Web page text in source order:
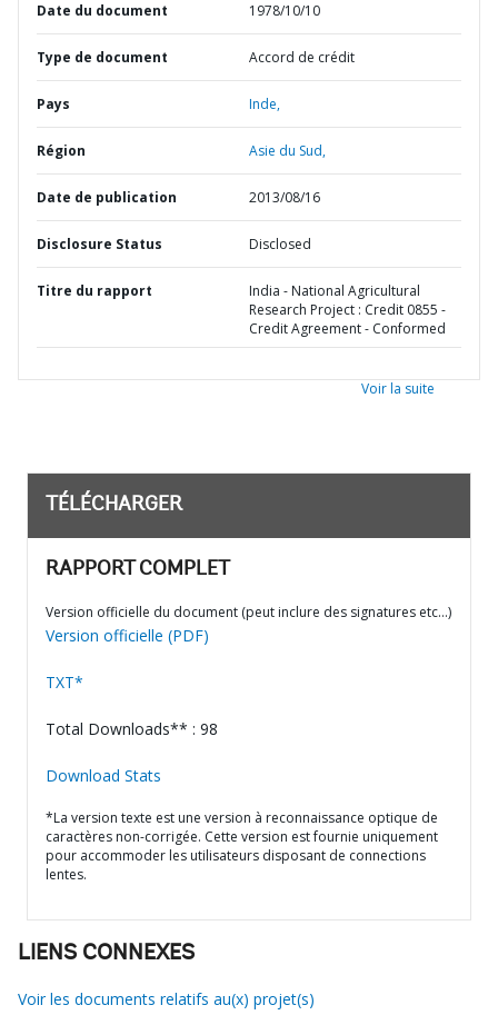
Date du document 1978/10/10
Type de document Accord de crédit
Pays Inde,
Région Asie du Sud,
Date de publication 2013/08/16
Disclosure Status Disclosed
Titre du rapport
India - National Agricultural
Research Project : Credit 0855 -
Credit Agreement - Conformed
Voir la suite
TÉLÉCHARGER
RAPPORT COMPLET
Version officielle du document (peut inclure des signatures etc…)
Version officielle (PDF)
TXT*
Total Downloads** : 98
Download Stats
*La version texte est une version à reconnaissance optique de
caractères non-corrigée. Cette version est fournie uniquement
pour accommoder les utilisateurs disposant de connections
lentes.
LIENS CONNEXES
Voir les documents relatifs au(x) projet(s)